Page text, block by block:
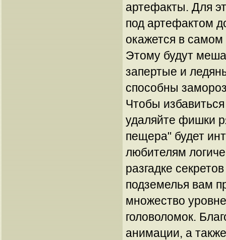
артефакты. Для
под артефактом
окажется в самом
Этому будут
запертые и
способны
Чтобы
удаляйте фишки
пещера" будет
любителям
разгадке
подземелья вам
множество
головоломок.
анимации, а